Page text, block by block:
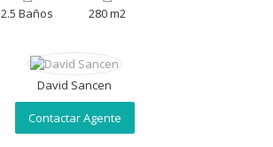
2.5 Baños 280 m2
David Sancen
Contactar Agente